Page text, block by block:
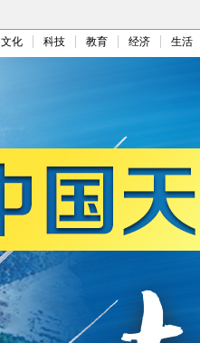
文化 科技 教育 经济 生活